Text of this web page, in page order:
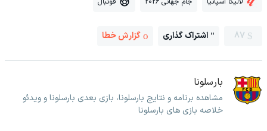
87 اشتراک گذاری گزارش خطا
بارسلونا
مشاهده برنامه و نتایج بارسلونا، بازی بعدی بارسلونا و ویدئو
خلاصه بازی های بارسلونا